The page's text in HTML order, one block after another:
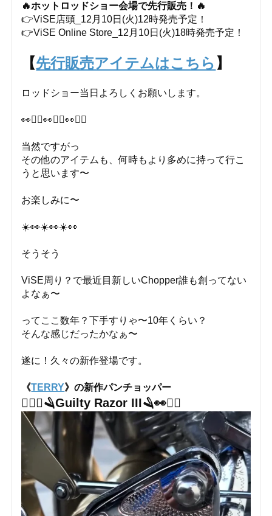
🔥ホットロッドショー会場で先行販売！🔥
👉ViSE店頭_12月10日(火)12時発売予定！
👉ViSE Online Store_12月10日(火)18時発売予定！
【先行販売アイテムはこちら 】
ロッドショー当日よろしくお願いします。
👀🙇‍♂️👀🙇‍♂️👀🙇‍♂️
当然ですがっ
その他のアイテムも、何時もより多めに持って行こ
うと思います〜
お楽しみに〜
☀️👀☀️👀☀️👀
そうそう
ViSE周り？で最近目新しいChopper誰も創ってない
よなぁ〜
ってここ数年？下手すりゃ〜10年くらい？
そんな感じだったかなぁ〜
遂に！久々の新作登場です。
《TERRY》の新作パンチョッパー
❤️‍🔥👀🪒Guilty Razor III🪒👀❤️‍🔥